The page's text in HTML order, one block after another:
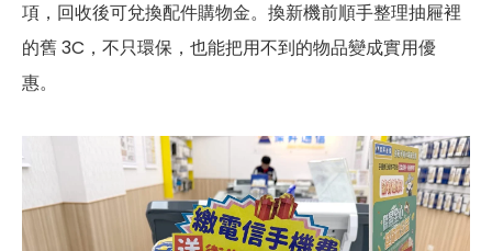
項，回收後可兌換配件購物金。換新機前順手整理抽屜裡
的舊 3C，不只環保，也能把用不到的物品變成實用優
惠。